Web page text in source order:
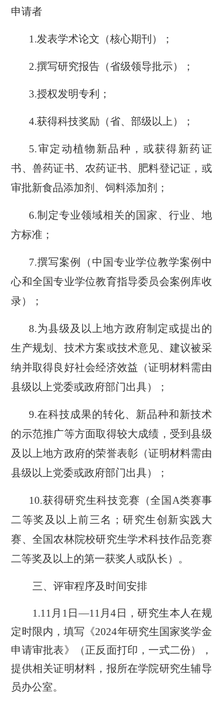
申请者
1.发表学术论文（核心期刊）；
2.撰写研究报告（省级领导批示）；
3.授权发明专利；
4.获得科技奖励（省、部级以上）；
5.审定动植物新品种，或获得新药证
书、兽药证书、农药证书、肥料登记证，或
审批新食品添加剂、饲料添加剂；
6.制定专业领域相关的国家、行业、地
方标准；
7.撰写案例（中国专业学位教学案例中
心和全国专业学位教育指导委员会案例库收
录）；
8.为县级及以上地方政府制定或提出的
生产规划、技术方案或技术意见、建议被采
纳并取得良好社会经济效益（证明材料需由
县级以上党委或政府部门出具）；
9.在科技成果的转化、新品种和新技术
的示范推广等方面取得较大成绩， 受到县级
及以上地方政府的荣誉表彰（证明材料需由
县级以上党委或政府部门出具）；
10.获得研究生科技竞赛（全国 A类赛事
二等奖及以上前三名；研究生创新实践大
赛、全国农林院校研究生学术科技作品竞赛
二等奖及以上的第一获奖人或队长）。
三、评审程序及时间安排
1 .11 月 1 日—1 1 月4 日，研究生本人在规
定时限内，填写《2024年研究生国家奖学金
申请审批表》（正反面打印，一式二份），
提供相关证明材料，报所在学院研究生辅导
员办公室。